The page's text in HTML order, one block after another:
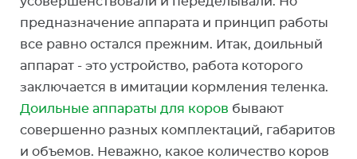
предназначение аппарата и принцип работы
все равно остался прежним. Итак, доильный
аппарат - это устройство, работа которого
заключается в имитации кормления теленка.
Доильные аппараты для коров бывают
совершенно разных комплектаций, габаритов
и объемов. Неважно, какое количество коров